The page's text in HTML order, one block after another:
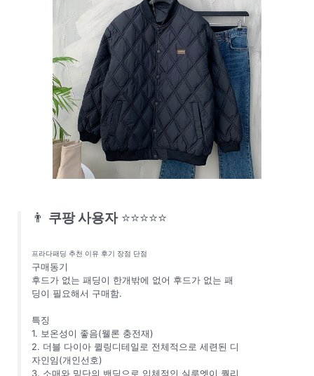
👨 쿠팡 사용자 ⭐⭐⭐⭐⭐
프라다패딩 추천 이유 후기 장점 단점
구매동기
후드가 없는 패딩이 한개밖에 없어 후드가 없는 패
딩이 필요해서 구매함.
특징
1. 보온성이 좋음(웰론 충전재)
2. 더블 다이아 퀼링디테일로 전체적으로 세련된 디
자인임(개인선호)
3. 소매와 밑단의 밴딩으로 입체적인 실루엣이 퀄리